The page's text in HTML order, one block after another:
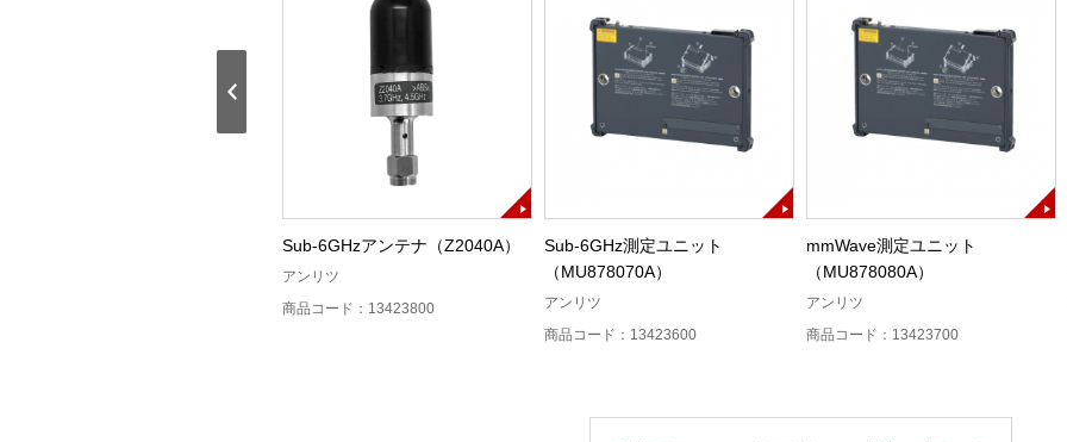
Sub-6GHzアンテナ（Z2040A）
アンリツ
商品コード：13423800
Sub-6GHz測定ユニット
（MU878070A）
アンリツ
商品コード：13423600
mmWave測定ユニット
（MU878080A）
アンリツ
商品コード：13423700